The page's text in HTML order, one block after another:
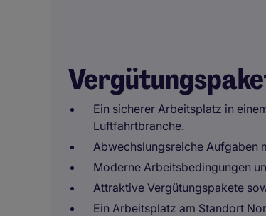
Ein sicherer Arbeitsplatz in
Luftfahrtbranche.
Abwechslungsreiche Aufgaben
Moderne Arbeitsbedingungen
Attraktive Vergütungspakete
Ein Arbeitsplatz am Standort